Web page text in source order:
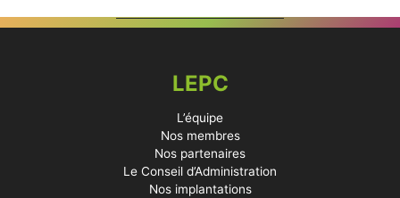
LEPC
L’équipe
Nos membres
Nos partenaires
Le Conseil d’Administration
Nos implantations